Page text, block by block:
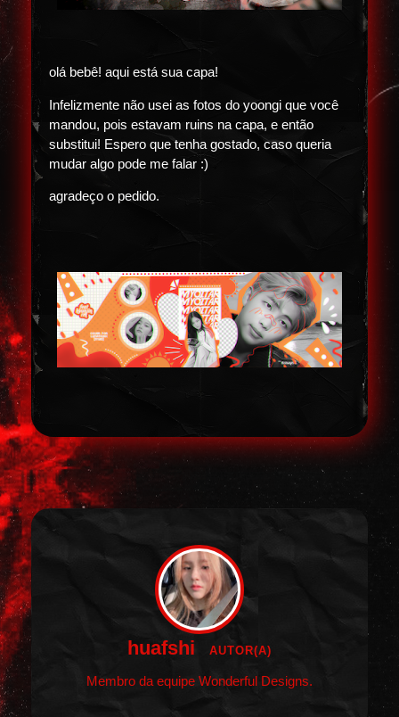
olá bebê! aqui está sua capa!
Infelizmente não usei as fotos do yoongi que você
mandou, pois estavam ruins na capa, e então
substitui! Espero que tenha gostado, caso queria
mudar algo pode me falar :)
agradeço o pedido.
huafshi AUTOR(A)
Membro da equipe Wonderful Designs.